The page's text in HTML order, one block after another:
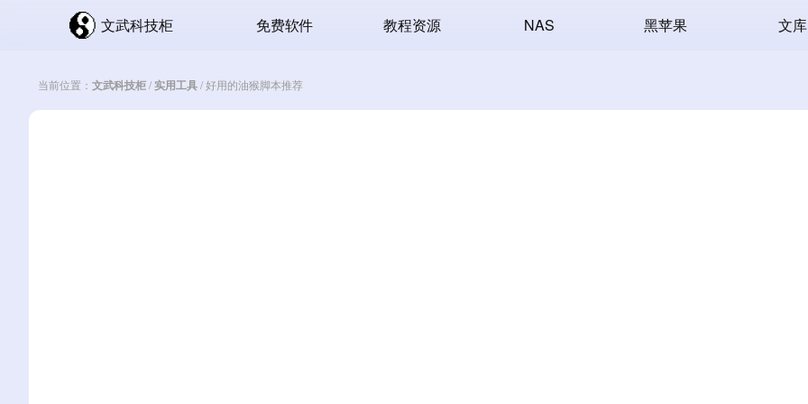
文武科技柜 免费软件 教程资源 NAS 黑苹果 文库
当前位置： 文武科技柜/实用工具/好用的油猴脚本推荐